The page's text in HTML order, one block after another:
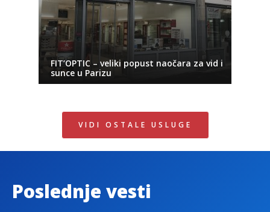
FIT’OPTIC – veliki popust naočara za vid i
sunce u Parizu
VIDI OSTALE USLUGE
Poslednje vesti